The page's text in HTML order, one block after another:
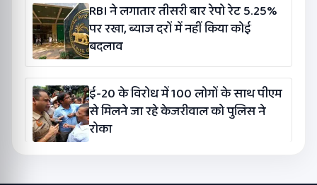
RBI ने लगातार तीसरी बार रेपो रेट 5.25%
पर रखा, ब्याज दरों में नहीं किया कोई
बदलाव
ई-20 के विरोध में 100 लोगों के साथ पीएम
से मिलने जा रहे केजरीवाल को पुलिस ने
रोका